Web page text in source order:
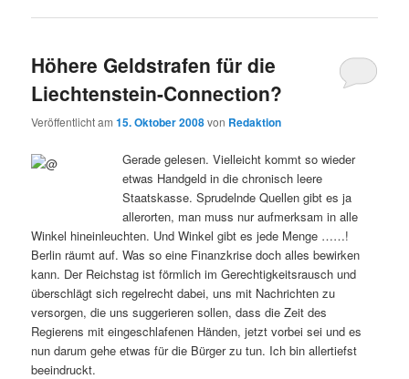
Höhere Geldstrafen für die
Liechtenstein-Connection?
Veröffentlicht am15. Oktober 2008von Redaktion
Gerade gelesen. Vielleicht kommt so wieder
etwas Handgeld in die chronisch leere
Staatskasse. Sprudelnde Quellen gibt es ja
allerorten, man muss nur aufmerksam in alle
Winkel hineinleuchten. Und Winkel gibt es jede Menge ……!
Berlin räumt auf. Was so eine Finanzkrise doch alles bewirken
kann. Der Reichstag ist förmlich im Gerechtigkeitsrausch und
überschlägt sich regelrecht dabei, uns mit Nachrichten zu
versorgen, die uns suggerieren sollen, dass die Zeit des
Regierens mit eingeschlafenen Händen, jetzt vorbei sei und es
nun darum gehe etwas für die Bürger zu tun. Ich bin allertiefst
beeindruckt.